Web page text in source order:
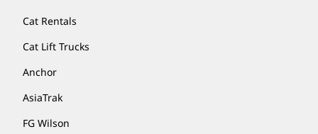
Cat Rentals
Cat Lift Trucks
Anchor
AsiaTrak
FG Wilson